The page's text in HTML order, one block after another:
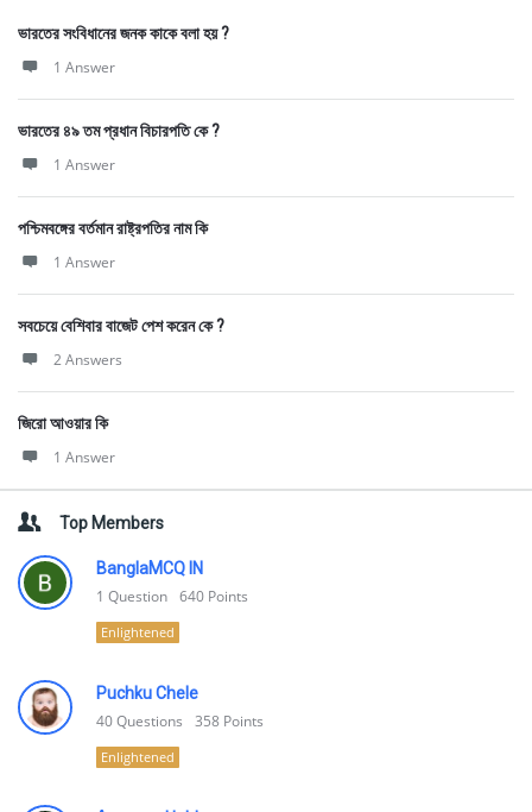
ভারতের সংবিধানের জনক কাকে বলা হয় ?
1 Answer
ভারতের ৪৯ তম প্রধান বিচারপতি কে ?
1 Answer
পশ্চিমবঙ্গের বর্তমান রাষ্ট্রপতির নাম কি
1 Answer
সবচেয়ে বেশিবার বাজেট পেশ করেন কে ?
2 Answers
জিরো আওয়ার কি
1 Answer
Top Members
BanglaMCQ IN
1 Question 640 Points
Enlightened
Puchku Chele
40Questions 358 Points
Enlightened